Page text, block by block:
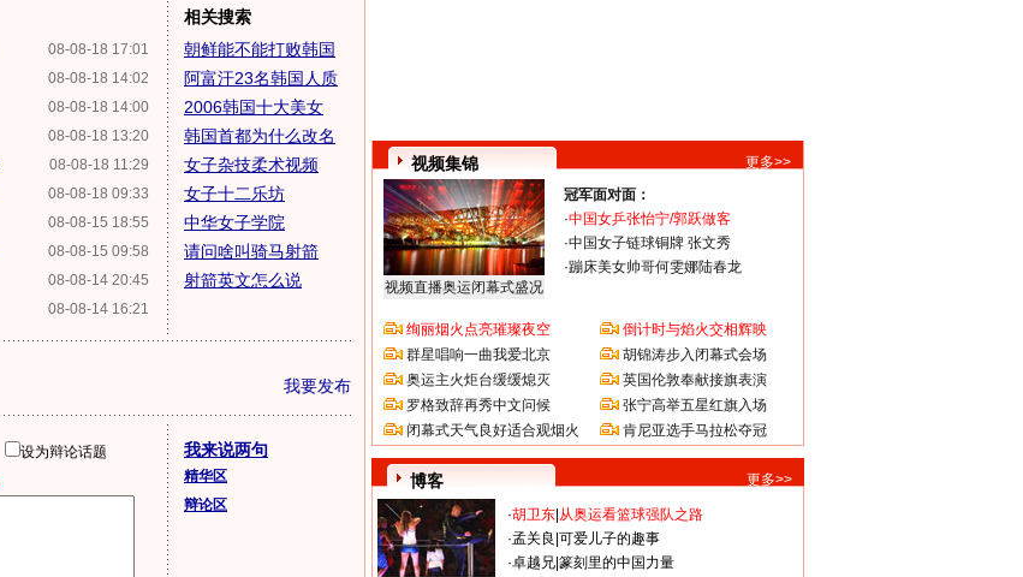
08-08-18 17:01
08-08-18 14:02
08-08-18 14:00
08-08-18 13:20
08-08-18 11:29
08-08-18 09:33
08-08-15 18:55
08-08-15 09:58
08-08-14 20:45
08-08-14 16:21
相关搜索
朝鲜能不能打败韩国
阿富汗23名韩国人质
2006韩国十大美女
韩国首都为什么改名
女子杂技柔术视频
女子十二乐坊
中华女子学院
请问啥叫骑马射箭
射箭英文怎么说
我要发布
设为辩论话题
我来说两句
精华区
辩论区
视频集锦 更多>>
视频直播奥运闭幕式盛况
冠军面对面：
·中国女乒张怡宁/郭跃做客
·中国女子链球铜牌 张文秀
·蹦床美女帅哥何雯娜陆春龙
绚丽烟火点亮璀璨夜空
群星唱响一曲我爱北京
奥运主火炬台缓缓熄灭
罗格致辞再秀中文问候
闭幕式天气良好适合观烟火
倒计时与焰火交相辉映
胡锦涛步入闭幕式会场
英国伦敦奉献接旗表演
张宁高举五星红旗入场
肯尼亚选手马拉松夺冠
博客 更多>>
·胡卫东 从奥运看篮球强队之路
·孟关良 可爱儿子的趣事
·卓越兄 篆刻里的中国力量